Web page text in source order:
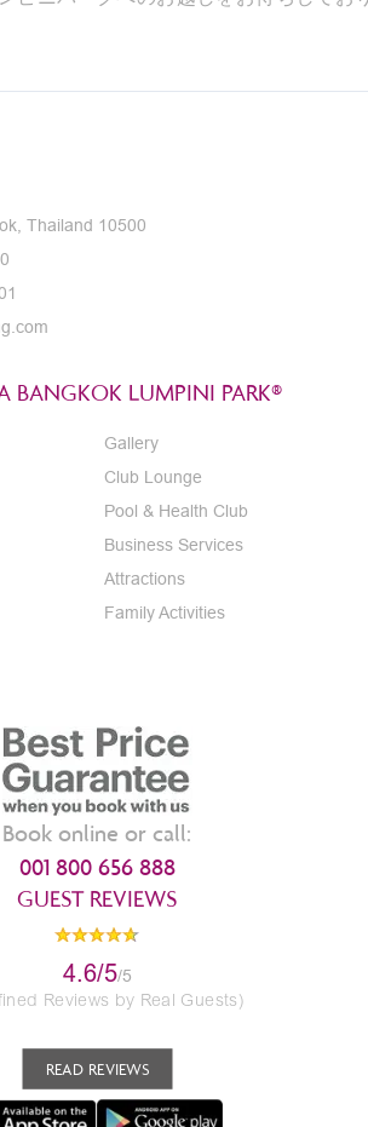
Thailand 10500
BANGKOK LUMPINI PARK®
Gallery
Club Lounge
Pool & Health Club
Business Services
Attractions
Family Activities
Book online or call:
001 800 656 888
GUEST REVIEWS
4.6/5/5
Reviews by Real Guests)
READ REVIEWS